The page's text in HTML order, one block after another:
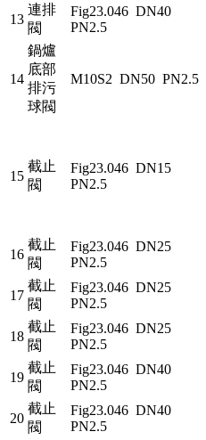
13
連排
閥
Fig23.046 DN40
PN2.5
14
鍋爐
底部
排污
球閥
M10S2 DN50 PN2.5
15
截止
閥
Fig23.046 DN15
PN2.5
16
截止
閥
Fig23.046 DN25
PN2.5
17
截止
閥
Fig23.046 DN25
PN2.5
18
截止
閥
Fig23.046 DN25
PN2.5
19
截止
閥
Fig23.046 DN40
PN2.5
20
截止
閥
Fig23.046 DN40
PN2.5